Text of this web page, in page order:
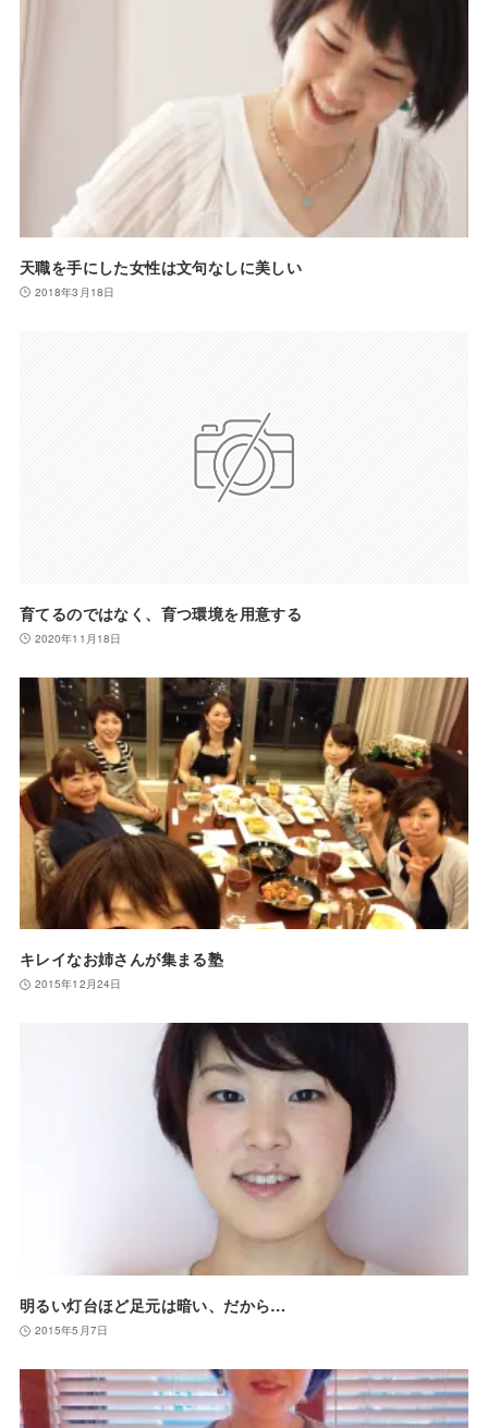
天職を手にした女性は文句なしに美しい
2018年3月18日
育てるのではなく、育つ環境を用意する
2020年11月18日
キレイなお姉さんが集まる塾
2015年12月24日
明るい灯台ほど足元は暗い、だから…
2015年5月7日